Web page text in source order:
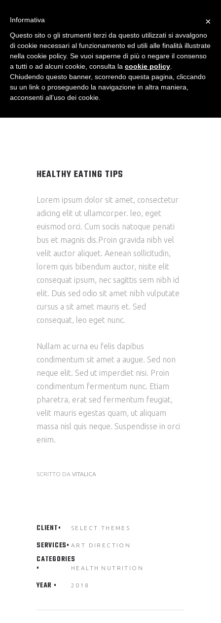
HEALTHY
EATING
TIPS
HEALTHY EATING TIPS
Lorem ipsum dolor sit amet, consectetur
adicing elit ut ullamcorper. leo, eget
euismod orci. Cum sociis natoque penati
bus et magnis dis.Proin gravida nibh vel
velit auctor aliquet. Aenean sollicitudin,
lorem quis bibendum auctor, nisite elit
consequat ipsum, nec sagittis sem nibh id
elit. Duis sed odio sit amet nibh vulputate
cursus a sit amet mauris et. Sed
consequat, leo eget nunc.
Nullam ac urna eu felis dapibus
condimentum sit amet a augue. Sed non
neque elit. Sed ut imperdiet nisi. Proin
condimentum fermentum nunc. Etiam
pharetra, erat sed fermentum feugiat,
velit mauris egestas quam, ut aliquam
massa nisl quis neque. Suspendisse in orci
enim.
SCRITTO DA VITALICA
CLIENT SELECT THEMES
SERVICES ART DIRECTION
CATEGORIES
HEALTH NUTRITION
YEAR 2018
×
Informativa
Questo sito o gli strumenti terzi da questo utilizzati si avvalgono
di cookie necessari al funzionamento ed utili alle finalità illustrate
nella cookie policy. Se vuoi saperne di più o negare il consenso
a tutti o ad alcuni cookie, consulta la cookie policy
Chiudendo questo banner, scorrendo questa pagina, cliccando
su un link o proseguendo la navigazione in altra maniera,
acconsenti all’uso dei cookie.